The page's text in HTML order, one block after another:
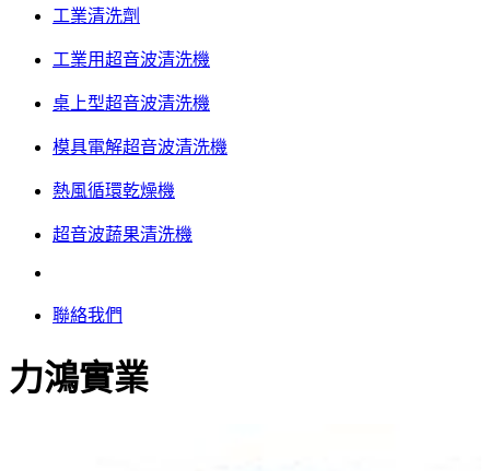
工業清洗劑
工業用超音波清洗機
桌上型超音波清洗機
模具電解超音波清洗機
熱風循環乾燥機
超音波蔬果清洗機
聯絡我們
力鴻實業